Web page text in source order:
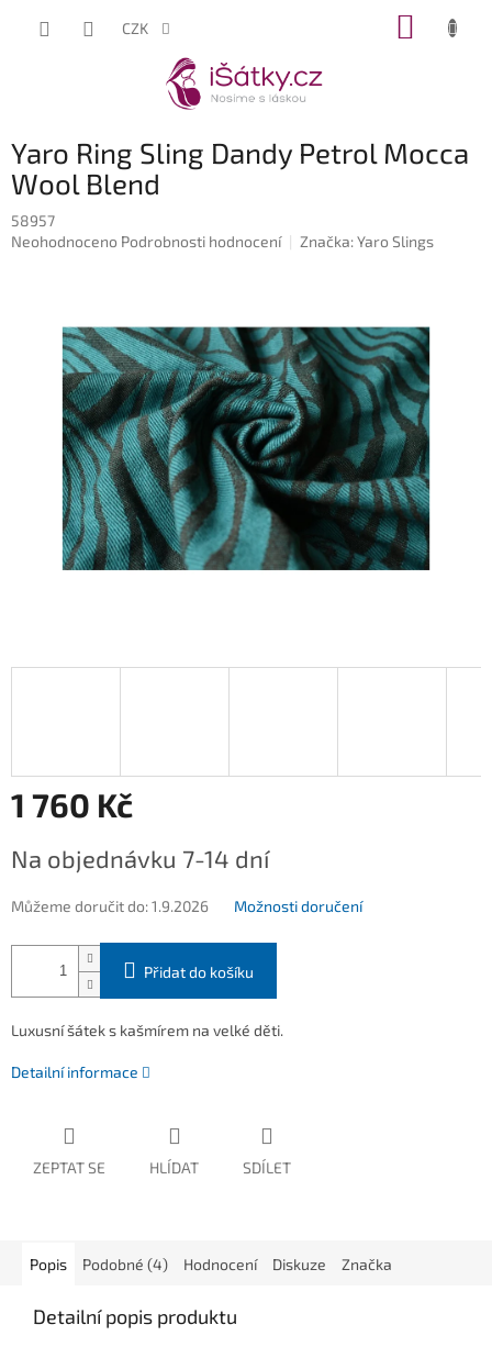
CZK
Yaro Ring Sling Dandy Petrol Mocca
Wool Blend
58957
Průměrné
hvězdiček.
Neohodnoceno Podrobnosti hodnocení Značka:Yaro Slings
1 760 Kč
cena:
Na objednávku 7-14 dní
Můžeme doručit do:1.9.2026 Možnosti doručení
Přidat do košíku
Luxusní šátek s kašmírem na velké děti.
Detailní informace
ZEPTAT SE HLÍDAT SDÍLET
Popis Podobné (4) Hodnocení Diskuze Značka
Detailní popis produktu